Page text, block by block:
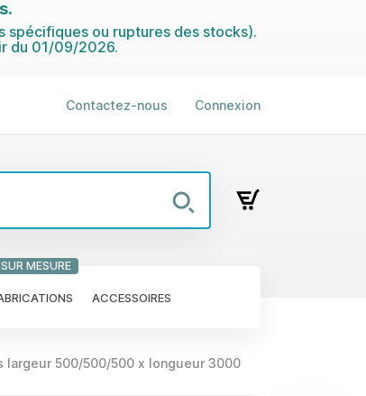
spécifiques ou ruptures des stocks).
du 01/09/2026.
Contactez-nous Connexion
SUR MESURE
ACCESSOIRES
largeur 500/500/500 x longueur 3000